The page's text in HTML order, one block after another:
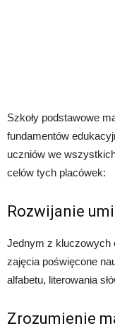
Szkoły podstawowe
fundamentów
uczniów we
celów tych placówek:
Rozwijanie
Jednym z kluczowych
zajęcia poświęcone
alfabetu, literowania
Zrozumienie